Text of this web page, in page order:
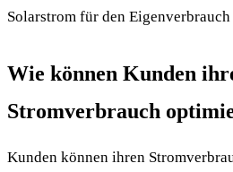
Solarstrom für den
Wie können Kunden
Stromverbrauch
Kunden können ihren